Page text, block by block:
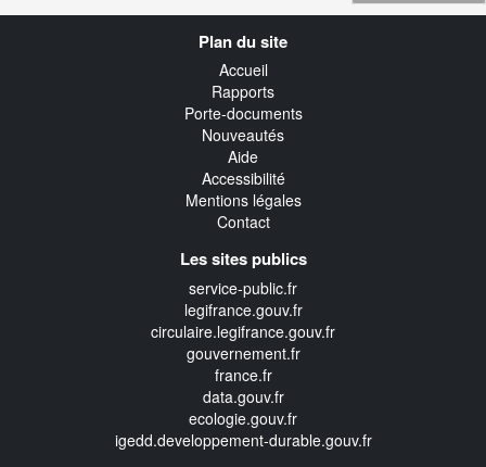
Plan du site
Accueil
Rapports
Porte-documents
Nouveautés
Aide
Accessibilité
Mentions légales
Contact
Les sites publics
service-public.fr
legifrance.gouv.fr
circulaire.legifrance.gouv.fr
gouvernement.fr
france.fr
data.gouv.fr
ecologie.gouv.fr
igedd.developpement-durable.gouv.fr